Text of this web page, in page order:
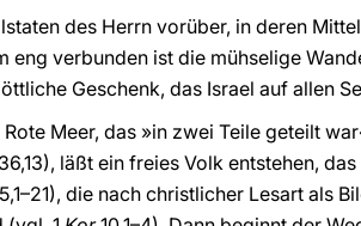
des Herrn vorüber, in deren
eng verbunden ist die mühselige
Geschenk, das Israel auf allen
Meer, das »in zwei Teile geteilt
läßt ein freies Volk entstehen,
die nach christlicher Lesart als